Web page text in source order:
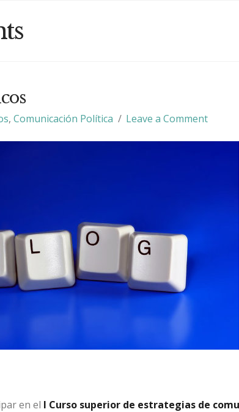
,Comunicación Política Leave a Comment
en el I Curso superior de estrategias de